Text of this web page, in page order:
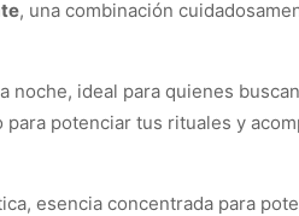
, una combinación
noche, ideal para quienes
potenciar tus rituales y
esencia concentrada para